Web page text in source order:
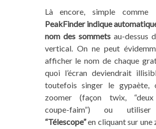
Là encore, simple comme
PeakFinder indique
nom des sommetsau-dessus
vertical. On ne peut
afficher le nom de chaque
quoi l’écran deviendrait
toutefois singer le gypaète,
zoomer (façon twix,
coupe-faim”) ou
“Télescope”en cliquant sur une